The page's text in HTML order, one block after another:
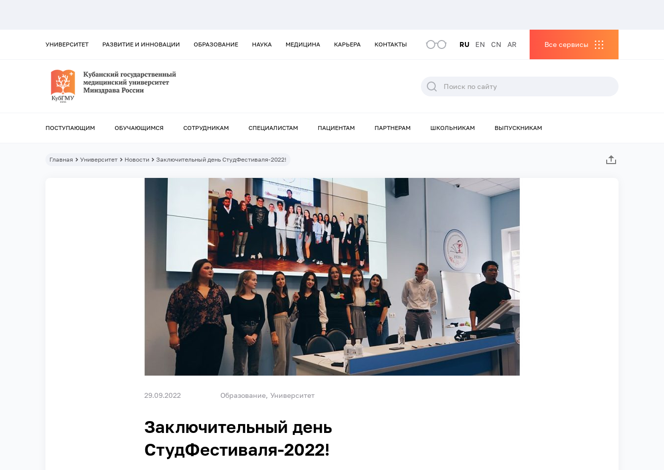
УНИВЕРСИТЕТ РАЗВИТИЕ И ИННОВАЦИИ ОБРАЗОВАНИЕ НАУКА МЕДИЦИНА КАРЬЕРА КОНТАКТЫ RU EN CN AR Все сервисы
ПОСТУПАЮЩИМ ОБУЧАЮЩИМСЯ СОТРУДНИКАМ СПЕЦИАЛИСТАМ ПАЦИЕНТАМ ПАРТНЕРАМ ШКОЛЬНИКАМ ВЫПУСКНИКАМ
Главная Университет Новости Заключительный день СтудФестиваля-2022!
29.09.2022 Образование Университет
Заключительный день
СтудФестиваля-2022!